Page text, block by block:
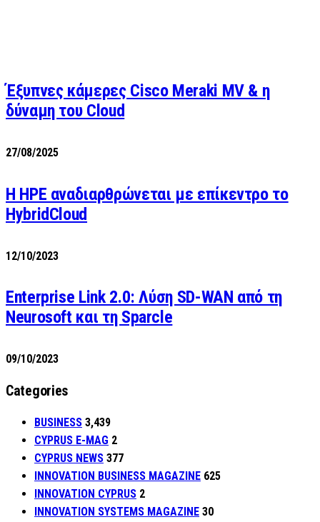
Έξυπνες κάμερες Cisco Meraki MV & η
δύναμη του Cloud
27/08/2025
H HPE αναδιαρθρώνεται με επίκεντρο το
HybridCloud
12/10/2023
Enterprise Link 2.0: Λύση SD-WAN από τη
Neurosoft και τη Sparcle
09/10/2023
Categories
BUSINESS 3,439
CYPRUS E-MAG 2
CYPRUS NEWS 377
INNOVATION BUSINESS MAGAZINE 625
INNOVATION CYPRUS 2
INNOVATION SYSTEMS MAGAZINE 30